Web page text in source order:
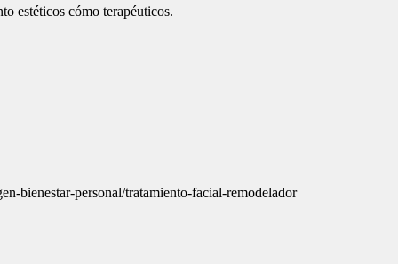
estéticos cómo terapéuticos.
bienestar-personal/tratamiento-facial-remodelador